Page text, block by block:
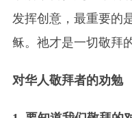
发挥创意，最重要的
稣。祂才是一切敬拜
对华人敬拜者的劝勉